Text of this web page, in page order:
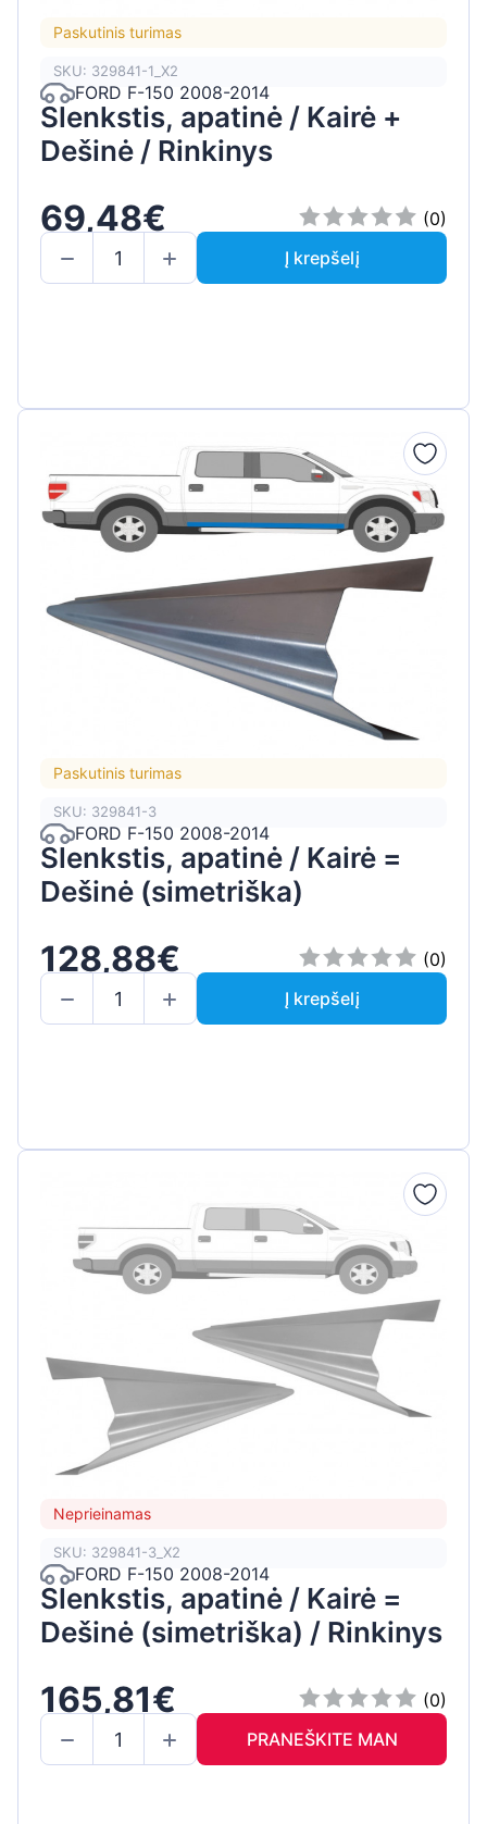
Paskutinis turimas
SKU: 329841-1_X2
FORD F-150 2008-2014
Slenkstis, apatinė / Kairė +
Dešinė / Rinkinys
69,48€
(0)
Į krepšelį
Paskutinis turimas
SKU: 329841-3
FORD F-150 2008-2014
Slenkstis, apatinė / Kairė =
Dešinė (simetriška)
128,88€
(0)
Į krepšelį
Neprieinamas
SKU: 329841-3_X2
FORD F-150 2008-2014
Slenkstis, apatinė / Kairė =
Dešinė (simetriška) / Rinkinys
165,81€
(0)
PRANEŠKITE MAN